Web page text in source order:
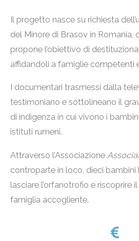
Il progetto nasce su richiesta
del Minore di Brasov in Romania,
propone l’obiettivo di
affidandoli a famiglie competenti
I documentari trasmessi dalla
testimoniano e sottolineano il
di indigenza in cui vivono i
istituti rumeni.
Attraverso l’Associazione
controparte in loco, dieci
lasciare l’orfanotrofio e riscoprire
famiglia accogliente.